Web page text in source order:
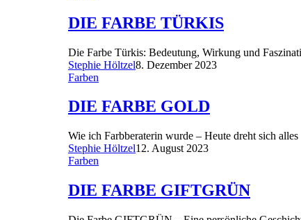
DIE FARBE TÜRKIS
Die Farbe Türkis: Bedeutung, Wirkung und
Stephie Höltzel8. Dezember 2023
Farben
DIE FARBE GOLD
Wie ich Farbberaterin wurde – Heute dreht sich
Stephie Höltzel12. August 2023
Farben
DIE FARBE GIFTGRÜN